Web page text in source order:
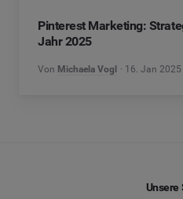
Pinterest Marketing:
Jahr 2025
Von Michaela Vogl 16. Jan 2025
Unsere